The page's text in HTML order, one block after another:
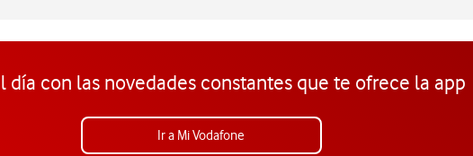
día con las novedades constantes que te ofrece la app
Ir a Mi Vodafone